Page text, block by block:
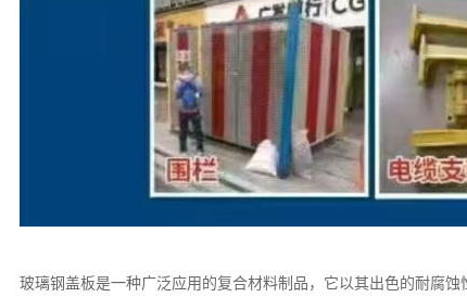
玻璃钢盖板是一种广泛应用的复合材料制品，它以其出色的耐腐